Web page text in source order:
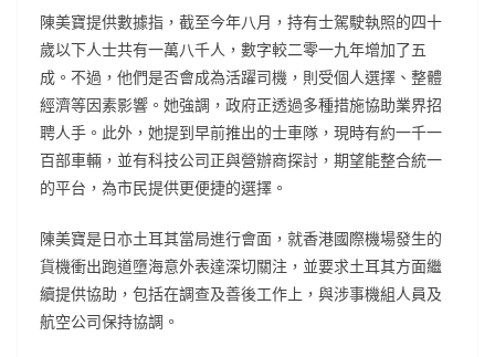
陳美寶提供數據指，截至今年八月，持有士駕駛執照的四十
歲以下人士共有一萬八千人，數字較二零一九年增加了五
成。不過，他們是否會成為活躍司機，則受個人選擇、整體
經濟等因素影響。她強調，政府正透過多種措施協助業界招
聘人手。此外，她提到早前推出的士車隊，現時有約一千一
百部車輛，並有科技公司正與營辦商探討，期望能整合統一
的平台，為市民提供更便捷的選擇。
陳美寶是日亦土耳其當局進行會面，就香港國際機場發生的
貨機衝出跑道墮海意外表達深切關注，並要求土耳其方面繼
續提供協助，包括在調查及善後工作上，與涉事機組人員及
航空公司保持協調。